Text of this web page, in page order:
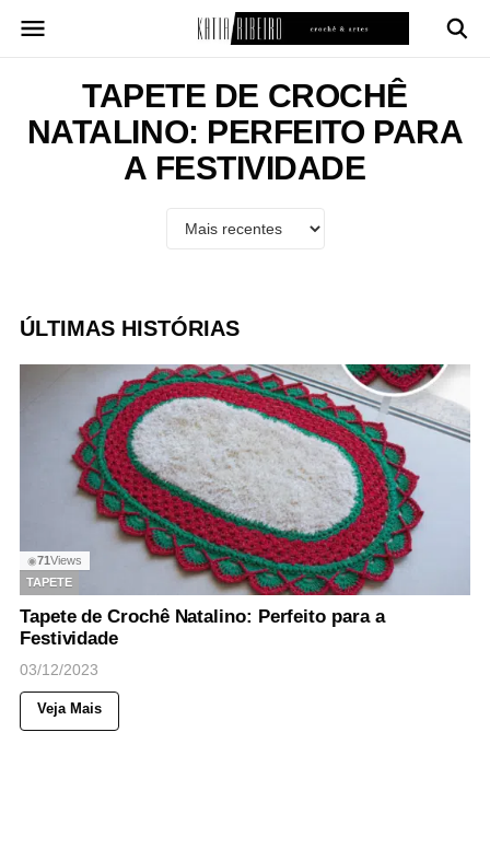
para
TAPETE DE CROCHÊ
NATALINO: PERFEITO PARA
A FESTIVIDADE
ÚLTIMAS HISTÓRIAS
◉71Views
TAPETE
Tapete de Crochê Natalino: Perfeito para a
Festividade
03/12/2023
Veja Mais